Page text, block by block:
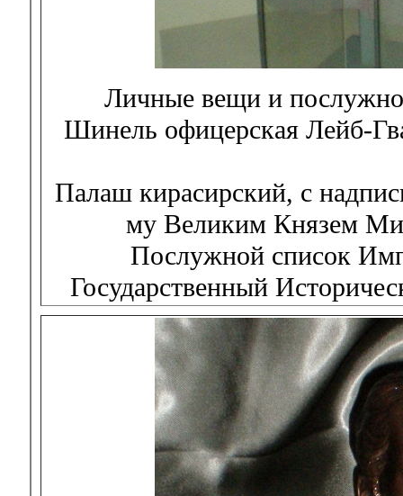
Личные вещи и
Шинель офицерская Лейб-
Палаш кирасирский, с
му Великим Князем
Послужной список
Государственный